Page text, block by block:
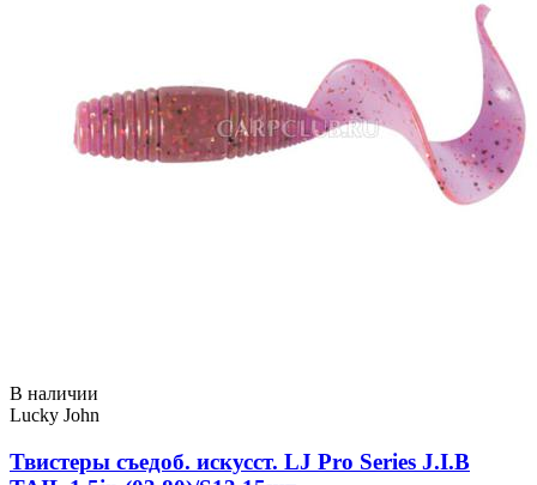
В наличии
Lucky John
Твистеры съедоб. искусст. LJ Pro Series J.I.B